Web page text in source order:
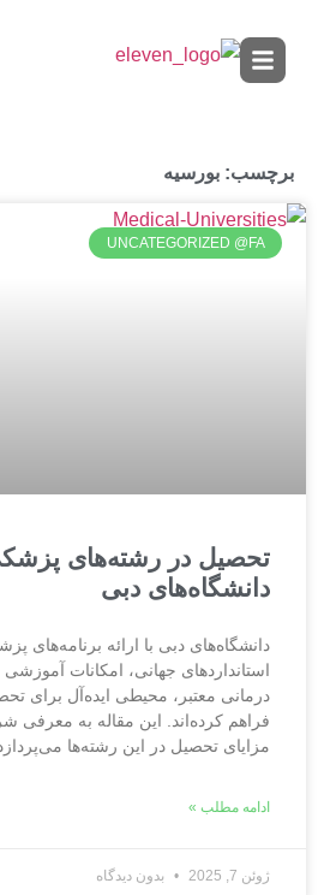
برچسب: بورسیه‌
UNCATEGORIZED @FA
تحصیل در رشته‌های
دانشگاه‌های دبی
دانشگاه‌های دبی با ارائه برنامه‌های
استانداردهای جهانی، امکانات
درمانی معتبر، محیطی ایده‌آل برای
فراهم کرده‌اند. این مقاله به معرفی
مزایای تحصیل در این رشته‌ها می‌پردازد.
ادامه مطلب »
ژوئن 7, 2025 بدون دیدگاه